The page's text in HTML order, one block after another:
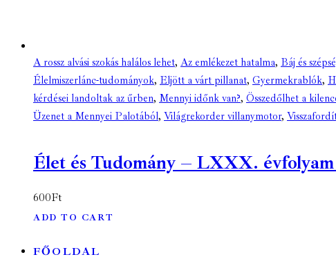
A rossz alvási szokás halálos lehet, Az emlékezet hatalma, Báj és
Élelmiszerlánc-tudományok, Eljött a várt pillanat, Gyermekrablók,
kérdései landoltak az űrben, Mennyi időnk van?, Összedőlhet a
Üzenet a Mennyei Palotából, Világrekorder villanymotor,
Élet és Tudomány – LXXX.
600Ft
ADD TO CART
FŐOLDAL